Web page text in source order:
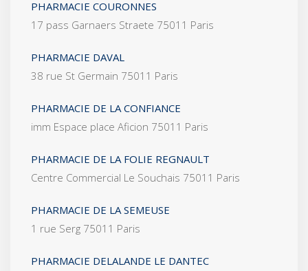
PHARMACIE COURONNES
17 pass Garnaers Straete 75011 Paris
PHARMACIE DAVAL
38 rue St Germain 75011 Paris
PHARMACIE DE LA CONFIANCE
imm Espace place Aficion 75011 Paris
PHARMACIE DE LA FOLIE REGNAULT
Centre Commercial Le Souchais 75011 Paris
PHARMACIE DE LA SEMEUSE
1 rue Serg 75011 Paris
PHARMACIE DELALANDE LE DANTEC